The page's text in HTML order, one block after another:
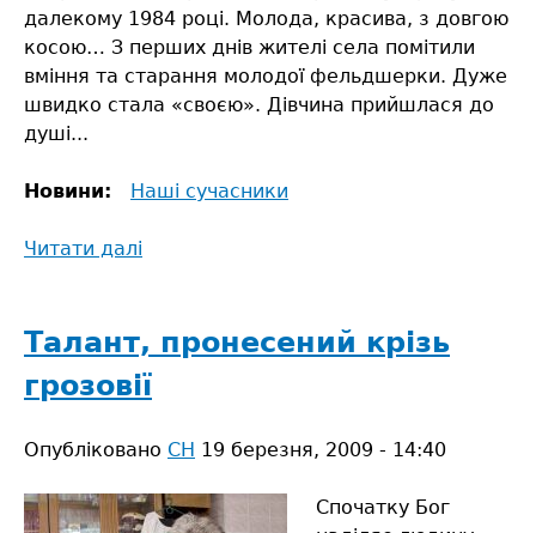
далекому 1984 році. Молода, красива, з довгою
косою… З перших днів жителі села помітили
вміння та старання молодої фельдшерки. Дуже
швидко стала «своєю». Дівчина прийшлася до
душі...
Новини: Наші сучасники
Читати далі
Бога
Талант, пронесений крізь
грозовії
Опубліковано СН 19 березня, 2009 - 14:40
Спочатку Бог